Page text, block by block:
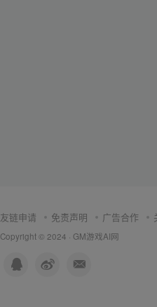
友链申请 免责声明 广告合作
Copyright © 2024 · GM游戏AI网